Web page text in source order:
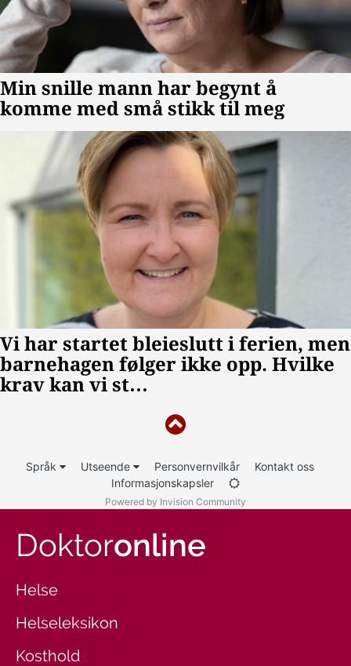
Språk Utseende Personvernvilkår
Kontakt oss
Informasjonskapsler
Powered by Invision Community
Doktoronline
Helse
Helseleksikon
Kosthold